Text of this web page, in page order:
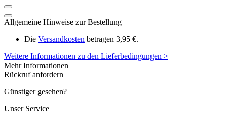
Allgemeine Hinweise zur Bestellung
Die Versandkosten betragen 3,95 €.
Weitere Informationen zu den Lieferbedingungen >
Mehr Informationen
Rückruf anfordern
Günstiger gesehen?
Unser Service